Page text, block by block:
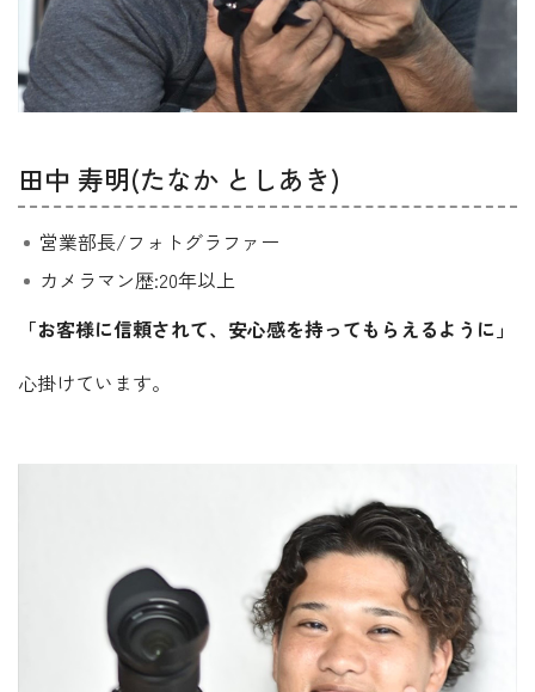
田中 寿明(たなか としあき)
営業部長/フォトグラファー
カメラマン歴:20年以上
「お客様に信頼されて、安心感を持ってもらえるように」
心掛けています。